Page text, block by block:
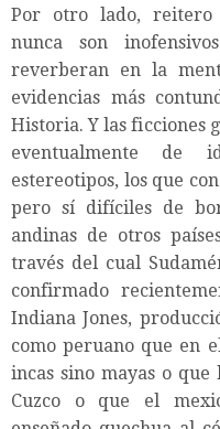
Por otro lado, reitero
nunca son
reverberan en la
evidencias más
Historia. Y las ficciones
eventualmente de
estereotipos, los que
pero sí difíciles de
andinas de otros
través del cual
confirmado
Indiana Jones,
como peruano que en
incas sino mayas o que
Cuzco o que el